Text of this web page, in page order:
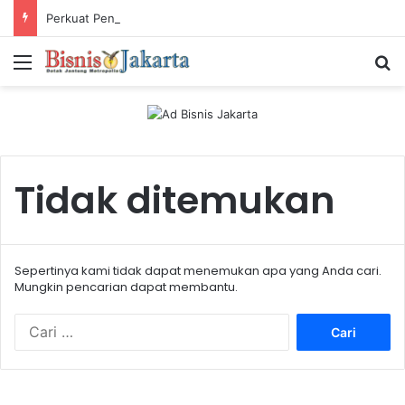
Menu
Tidak ditemukan
Sepertinya kami tidak dapat menemukan apa yang Anda cari.
Mungkin pencarian dapat membantu.